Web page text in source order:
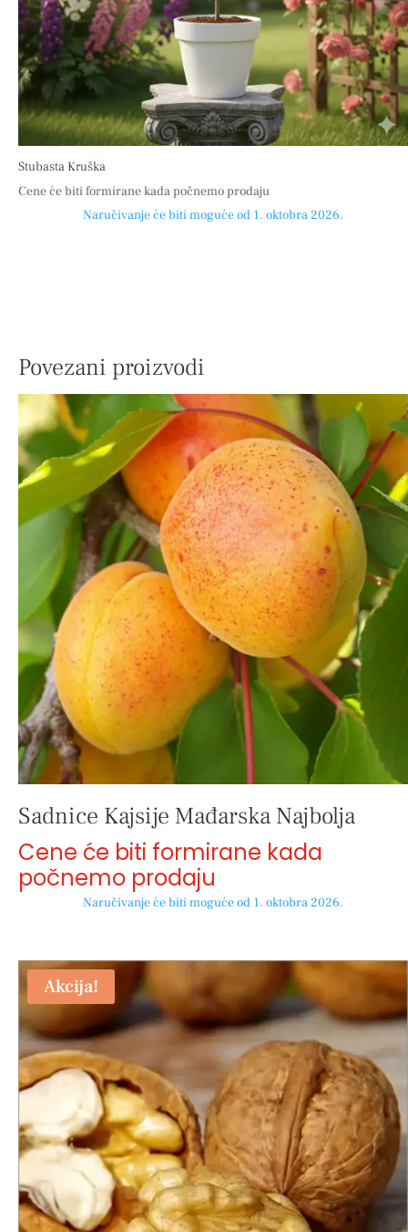
Stubasta Kruška
Cene će biti formirane kada počnemo prodaju
Naručivanje će biti moguće od 1. oktobra 2026.
Povezani proizvodi
Sadnice Kajsije Mađarska Najbolja
Cene će biti formirane kada
počnemo prodaju
Naručivanje će biti moguće od 1. oktobra 2026.
Akcija!